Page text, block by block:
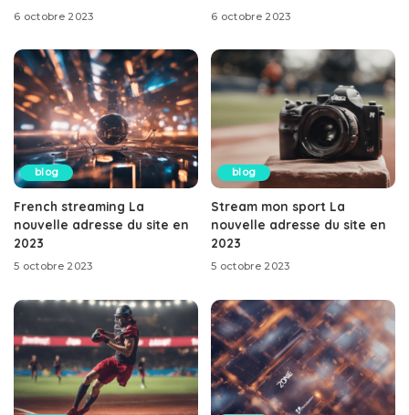
6 octobre 2023 6 octobre 2023
blog
French streaming La
nouvelle adresse du site en
2023
5 octobre 2023
blog
Stream mon sport La
nouvelle adresse du site en
2023
5 octobre 2023